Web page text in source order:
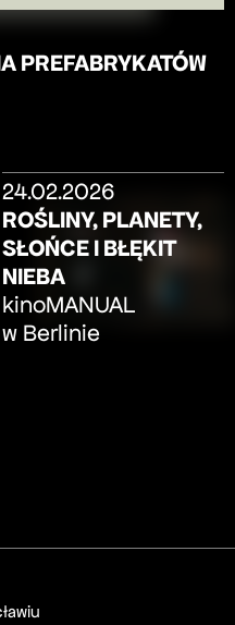
PREFABRYKATÓW
24.02.2026
ROŚLINY, PLANETY,
SŁOŃCE I BŁĘKIT
NIEBA
kinoMANUAL
w Berlinie